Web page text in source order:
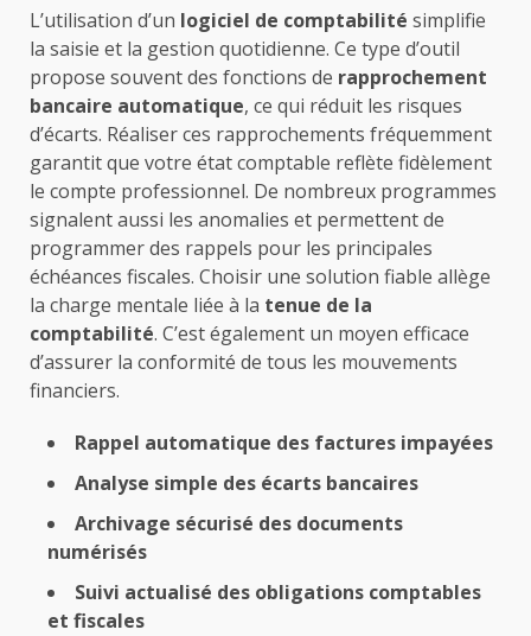
L’utilisation d’un logiciel de comptabilité simplifie
la saisie et la gestion quotidienne. Ce type d’outil
propose souvent des fonctions de rapprochement
bancaire automatique, ce qui réduit les risques
d’écarts. Réaliser ces rapprochements fréquemment
garantit que votre état comptable reflète fidèlement
le compte professionnel. De nombreux programmes
signalent aussi les anomalies et permettent de
programmer des rappels pour les principales
échéances fiscales. Choisir une solution fiable allège
la charge mentale liée à la tenue de la
comptabilité. C’est également un moyen efficace
d’assurer la conformité de tous les mouvements
financiers.
Rappel automatique des factures impayées
Analyse simple des écarts bancaires
Archivage sécurisé des documents
numérisés
Suivi actualisé des obligations comptables
et fiscales